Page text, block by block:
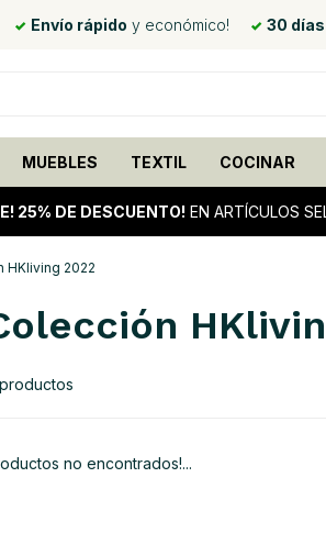
Envío rápido y económico! 30 días
MUEBLES TEXTIL COCINAR
25% DE DESCUENTO! EN ARTÍCULOS
HKliving 2022
no encontrados!...